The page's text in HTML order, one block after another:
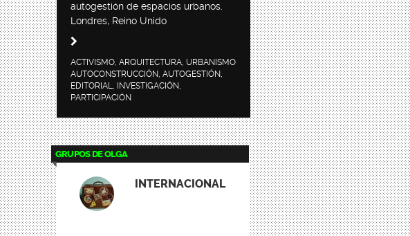
autogestión de espacios urbanos.
Londres, Reino Unido
ACTIVISMO, ARQUITECTURA, URBANISMO
AUTOCONSTRUCCIÓN, AUTOGESTIÓN,
EDITORIAL, INVESTIGACIÓN,
PARTICIPACIÓN
GRUPOS DE OLGA
INTERNACIONAL